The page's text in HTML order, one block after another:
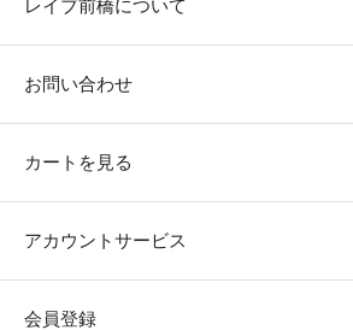
レイブ前橋について
お問い合わせ
カートを見る
アカウントサービス
会員登録